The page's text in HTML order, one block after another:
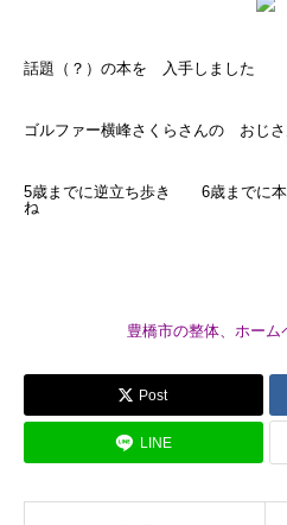
話題（？）の本を 入手しました
ゴルファー横峰さくらさんの おじ
5歳までに逆立ち歩き 6歳までに
ね
豊橋市の整体、ホーム
Post
LINE